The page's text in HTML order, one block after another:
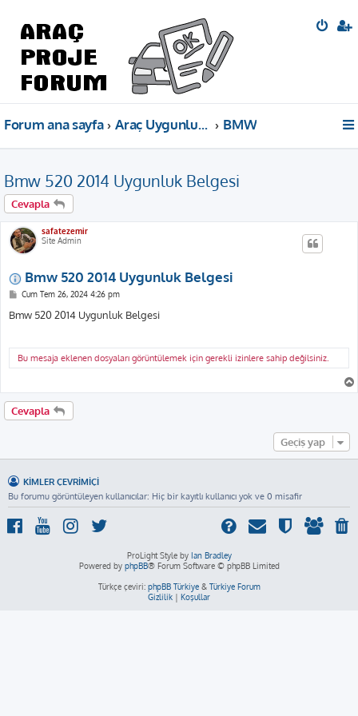
Forum ana sayfa Araç Uygunluk Belgeleri BMW
Bmw 520 2014 Uygunluk Belgesi
Cevapla
safatezemir
Site Admin
Bmw 520 2014 Uygunluk Belgesi
M
s
a
Cum Tem 26, 2024 4:26 pm
Bmw 520 2014 Uygunluk Belgesi
Bu mesaja eklenen dosyaları görüntülemek için gerekli izinlere sahip değilsiniz.
Cevapla
Geçiş yap
KIMLER ÇEVRIMIÇI
Bu forumu görüntüleyen kullanıcılar: Hiç bir kayıtlı kullanıcı yok ve 0 misafir
ProLight Style by Ian Bradley
Powered by phpBB® Forum Software © phpBB Limited
Türkçe çeviri: phpBB Türkiye& Türkiye Forum
Gizlilik | Koşullar